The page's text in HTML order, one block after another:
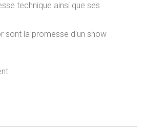
technique ainsi que ses
sont la promesse d'un show